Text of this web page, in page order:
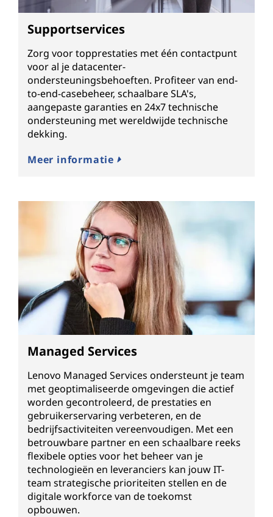
Supportservices
Zorg voor topprestaties met één contactpunt
voor al je datacenter-
ondersteuningsbehoeften. Profiteer van end-
to-end-casebeheer, schaalbare SLA's,
aangepaste garanties en 24x7 technische
ondersteuning met wereldwijde technische
dekking.
Meer informatie
Managed Services
Lenovo Managed Services ondersteunt je team
met geoptimaliseerde omgevingen die actief
worden gecontroleerd, de prestaties en
gebruikerservaring verbeteren, en de
bedrijfsactiviteiten vereenvoudigen. Met een
betrouwbare partner en een schaalbare reeks
flexibele opties voor het beheer van je
technologieën en leveranciers kan jouw IT-
team strategische prioriteiten stellen en de
digitale workforce van de toekomst
opbouwen.